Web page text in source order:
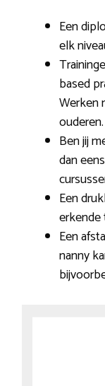
Een
elk
based
Werken
ouderen.
Ben jij
dan
Een
Een
nanny